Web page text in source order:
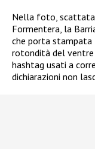
Nella foto, scattata
Formentera, la
che porta stampata
rotondità del ventre
hashtag usati a
dichiarazioni non